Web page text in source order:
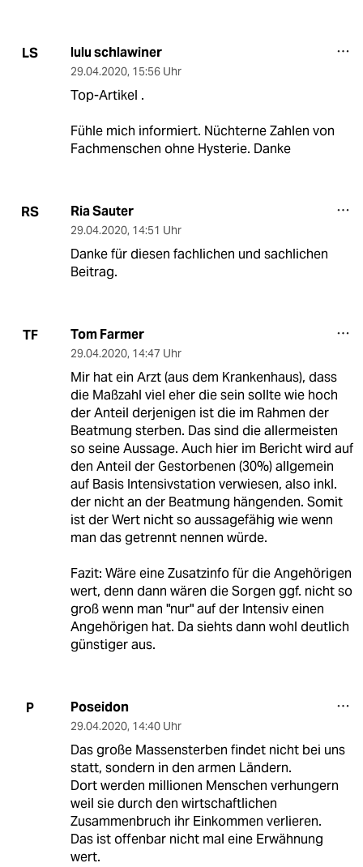
LS lulu schlawiner
29.04.2020, 15:56 Uhr
Top-Artikel .
Fühle mich informiert. Nüchterne Zahlen von
Fachmenschen ohne Hysterie. Danke
RS Ria Sauter
29.04.2020, 14:51 Uhr
Danke für diesen fachlichen und sachlichen
Beitrag.
TF Tom Farmer
29.04.2020, 14:47 Uhr
Mir hat ein Arzt (aus dem Krankenhaus), dass
die Maßzahl viel eher die sein sollte wie hoch
der Anteil derjenigen ist die im Rahmen der
Beatmung sterben. Das sind die allermeisten
so seine Aussage. Auch hier im Bericht wird auf
den Anteil der Gestorbenen (30%) allgemein
auf Basis Intensivstation verwiesen, also inkl.
der nicht an der Beatmung hängenden. Somit
ist der Wert nicht so aussagefähig wie wenn
man das getrennt nennen würde.
Fazit: Wäre eine Zusatzinfo für die Angehörigen
wert, denn dann wären die Sorgen ggf. nicht so
groß wenn man "nur" auf der Intensiv einen
Angehörigen hat. Da siehts dann wohl deutlich
günstiger aus.
P Poseidon
29.04.2020, 14:40 Uhr
Das große Massensterben findet nicht bei uns
statt, sondern in den armen Ländern.
Dort werden millionen Menschen verhungern
weil sie durch den wirtschaftlichen
Zusammenbruch ihr Einkommen verlieren.
Das ist offenbar nicht mal eine Erwähnung
wert.